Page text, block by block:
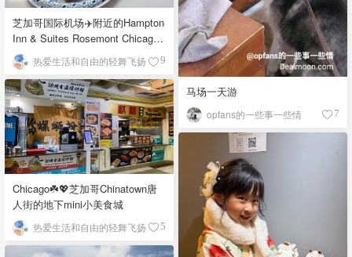
马场一天游
opfans的一些事一些情 7
芝加哥国际机场✈️附近的Hampton
Inn & Suites Rosemont Chicago
O'Hare自助早餐
热爱生活和自由的轻舞飞扬 9
Chicago☘️💖芝加哥Chinatown唐
人街的地下mini小美食城
热爱生活和自由的轻舞飞扬 5